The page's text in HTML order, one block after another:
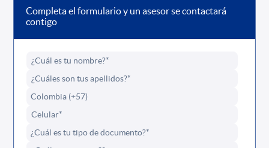
Completa el formulario y un asesor se contactará
contigo